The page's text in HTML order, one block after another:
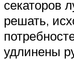
секаторов
решать,
удлинены